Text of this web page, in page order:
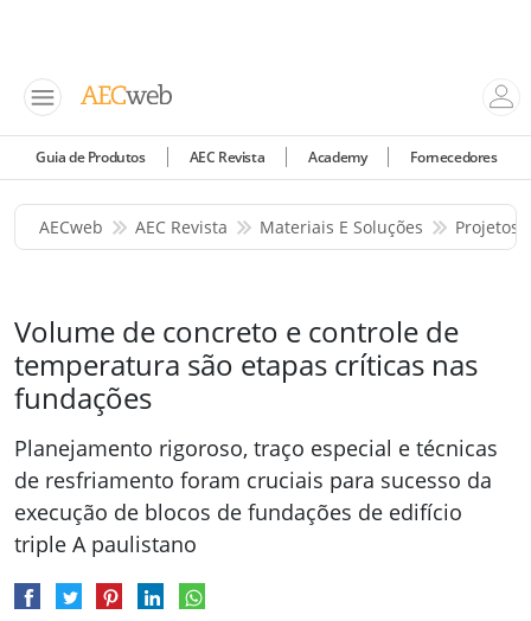
Guia de Produtos AEC Revista Academy Fornecedores
AECweb AEC Revista Materiais E Soluções Projetos
Volume de concreto e controle de
temperatura são etapas críticas nas
fundações
Planejamento rigoroso, traço especial e técnicas
de resfriamento foram cruciais para sucesso da
execução de blocos de fundações de edifício
triple A paulistano